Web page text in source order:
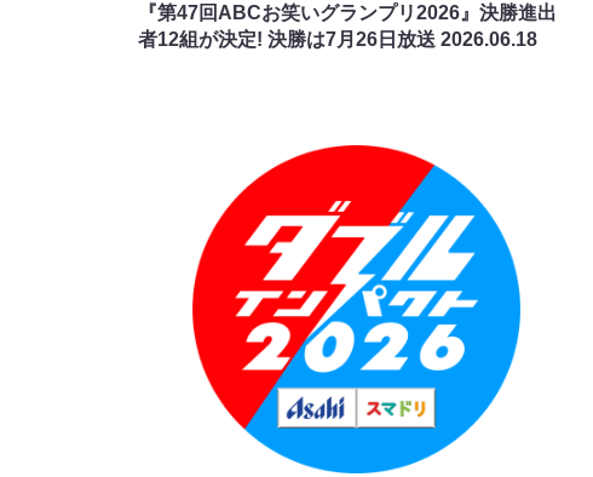
『第47回ABCお笑いグランプリ2026』決勝進出
者12組が決定! 決勝は7月26日放送 2026.06.18